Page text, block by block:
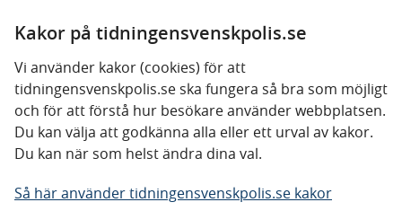
Kakor på tidningensvenskpolis.se
Vi använder kakor (cookies) för att
tidningensvenskpolis.se ska fungera så bra som möjligt
och för att förstå hur besökare använder webbplatsen.
Du kan välja att godkänna alla eller ett urval av kakor.
Du kan när som helst ändra dina val.
Så här använder tidningensvenskpolis.se kakor